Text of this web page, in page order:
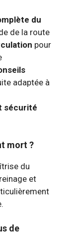
du
de la route
pour
adaptée à
sécurité
mort ?
du
et
de